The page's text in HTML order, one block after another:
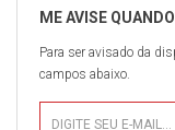
Para ser avisado da
campos abaixo.